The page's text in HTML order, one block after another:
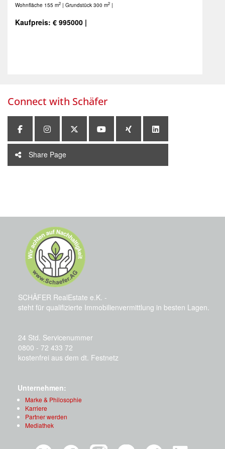
Wohnfläche 155 m2 | Grundstück 300 m2 |
Kaufpreis: € 995000 |
Connect with Schäfer
Share Page
SCHÄFER RealEstate e.K. -
steht für qualifizierte Immobilienvermittlung in besten Lagen.
24 Std. Servicenummer
0800 - 72 433 72
kostenfrei aus dem dt. Festnetz
Unternehmen:
Marke & Philosophie
Karriere
Partner werden
Mediathek